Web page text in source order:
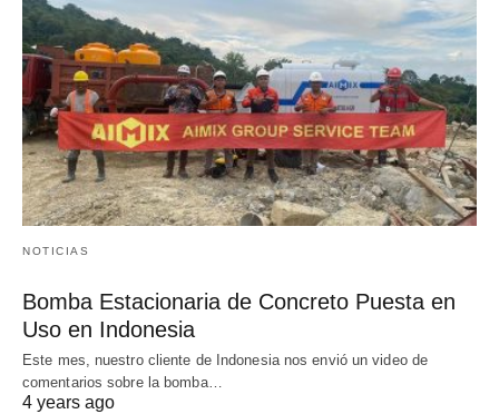
NOTICIAS
Bomba Estacionaria de Concreto Puesta en
Uso en Indonesia
Este mes, nuestro cliente de Indonesia nos envió un video de
comentarios sobre la bomba…
4 years ago